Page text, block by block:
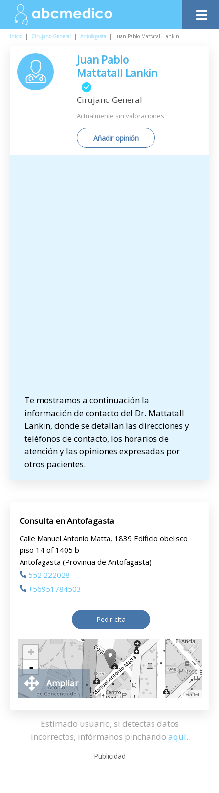
Inicio | Cirujano General | Antofagasta | Juan Pablo Mattatall Lankin
Juan Pablo
Mattatall Lankin
Cirujano General
Actualmente sin valoraciones
Añadir opinión
Te mostramos a continuación la
información de contacto del Dr. Mattatall
Lankin, donde se detallan las direcciones y
teléfonos de contacto, los horarios de
atención y las opiniones expresadas por
otros pacientes.
Consulta en Antofagasta
Calle Manuel Antonio Matta, 1839 Edificio obelisco
piso 14 of 1405 b
Antofagasta (Provincia de Antofagasta)
552 222028
+56951784503
Pedir cita
+
-
Leaflet
Ampliar
Estimado usuario, si detectas datos
incorrectos, infórmanos pinchando aquí.
Publicidad